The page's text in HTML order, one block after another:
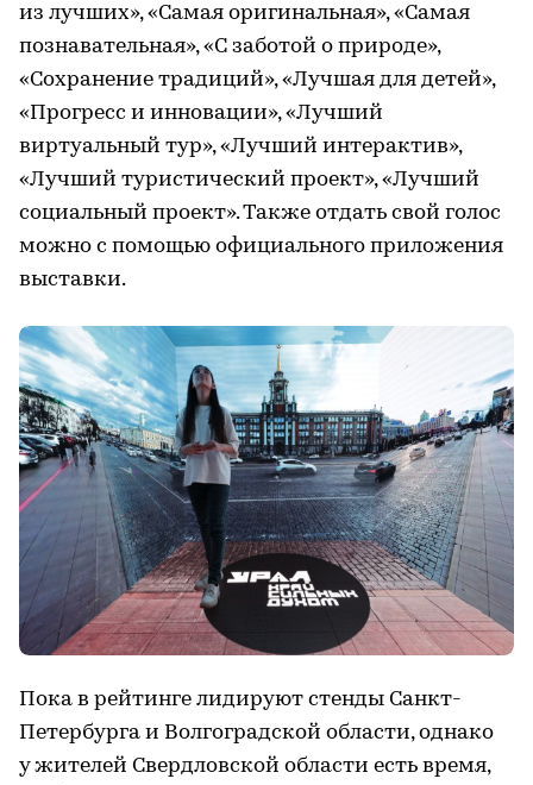
из лучших», «Самая оригинальная», «Самая
познавательная», «С заботой о природе»,
«Сохранение традиций», «Лучшая для детей»,
«Прогресс и инновации», «Лучший
виртуальный тур», «Лучший интерактив»,
«Лучший туристический проект», «Лучший
социальный проект». Также отдать свой голос
можно с помощью официального приложения
выставки.
Пока в рейтинге лидируют стенды Санкт-
Петербурга и Волгоградской области, однако
у жителей Свердловской области есть время,